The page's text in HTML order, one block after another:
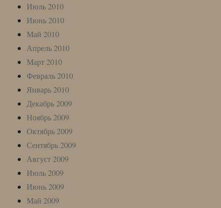
Июль 2010
Июнь 2010
Май 2010
Апрель 2010
Март 2010
Февраль 2010
Январь 2010
Декабрь 2009
Ноябрь 2009
Октябрь 2009
Сентябрь 2009
Август 2009
Июль 2009
Июнь 2009
Май 2009